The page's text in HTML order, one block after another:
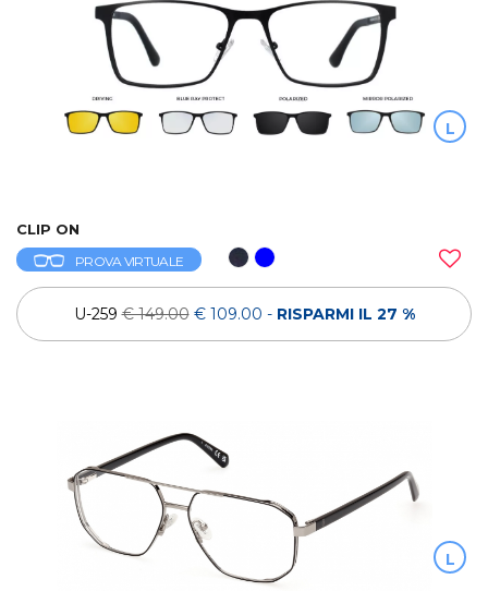
L
CLIP ON
PROVA VIRTUALE
U-259€ 149.00 € 109.00 - RISPARMI IL 27 %
L